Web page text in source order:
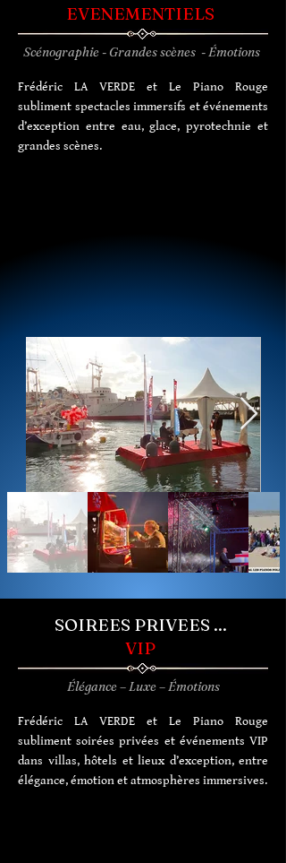
EVENEMENTIELS
Scénographie - Grandes scènes - Émotions
Frédéric LA VERDE et Le Piano Rouge
subliment spectacles immersifs et événements
d’exception entre eau, glace, pyrotechnie et
grandes scènes.
SOIREES PRIVEES ...
VIP
Élégance – Luxe – Émotions
Frédéric LA VERDE et Le Piano Rouge
subliment soirées privées et événements VIP
dans villas, hôtels et lieux d’exception, entre
élégance, émotion et atmosphères immersives.